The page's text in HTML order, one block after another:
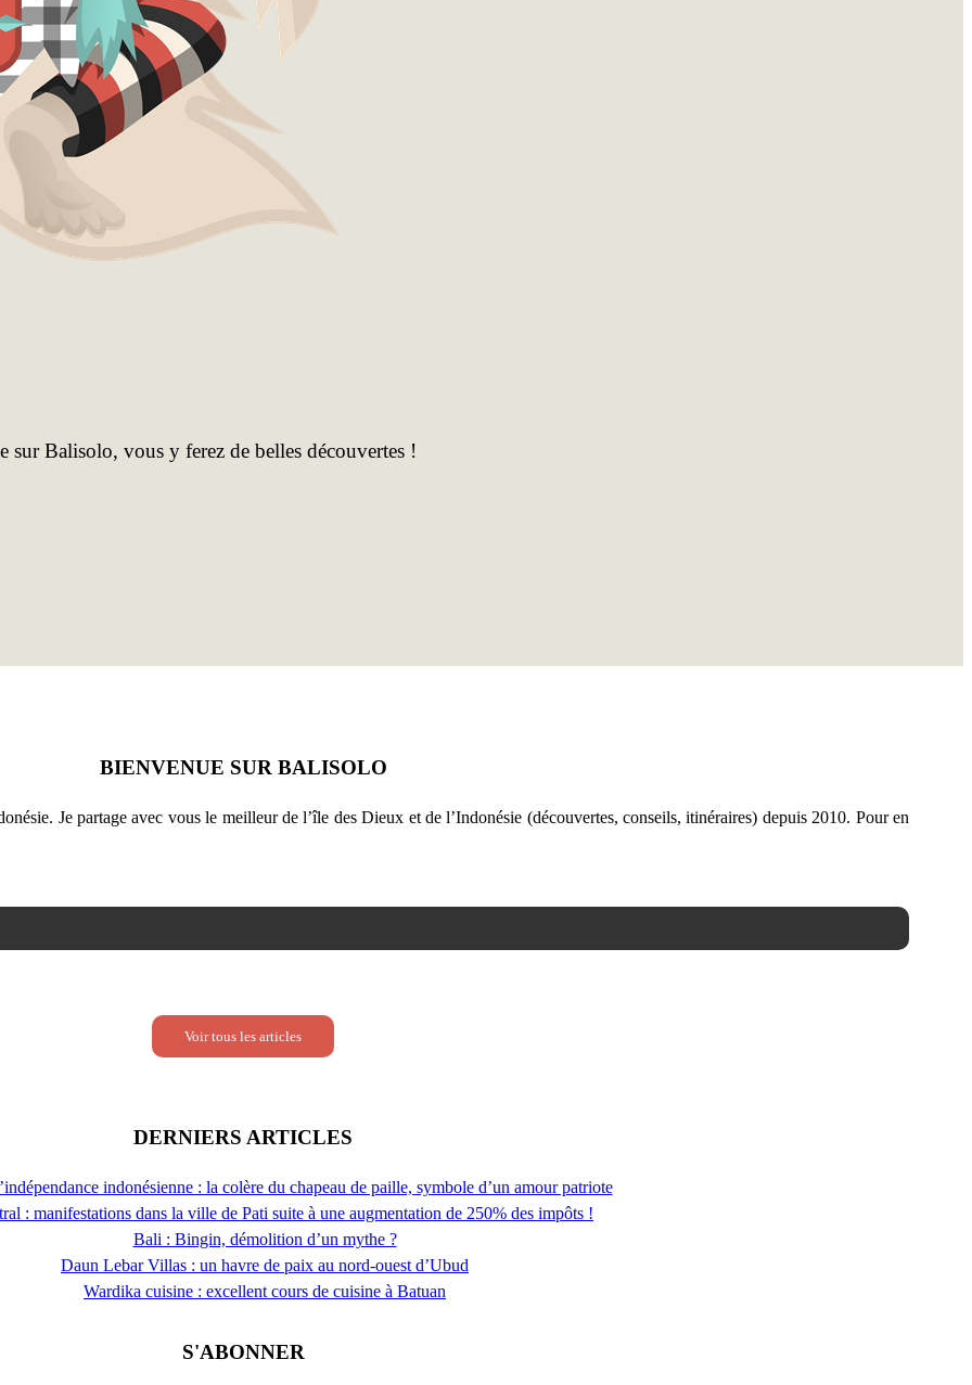
sur Balisolo, vous y ferez de belles découvertes !
BIENVENUE SUR BALISOLO
Je partage avec vous le meilleur de l’île des Dieux et de l’Indonésie (découvertes, conseils, itinéraires) depuis 2010. Pour en
Voir tous les articles
DERNIERS ARTICLES
indonésienne : la colère du chapeau de paille, symbole d’un amour patriote
: manifestations dans la ville de Pati suite à une augmentation de 250% des impôts !
Bali : Bingin, démolition d’un mythe ?
Daun Lebar Villas : un havre de paix au nord-ouest d’Ubud
Wardika cuisine : excellent cours de cuisine à Batuan
S'ABONNER